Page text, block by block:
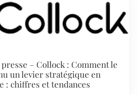
– Collock : Comment le
un levier stratégique en
: chiffres et tendances